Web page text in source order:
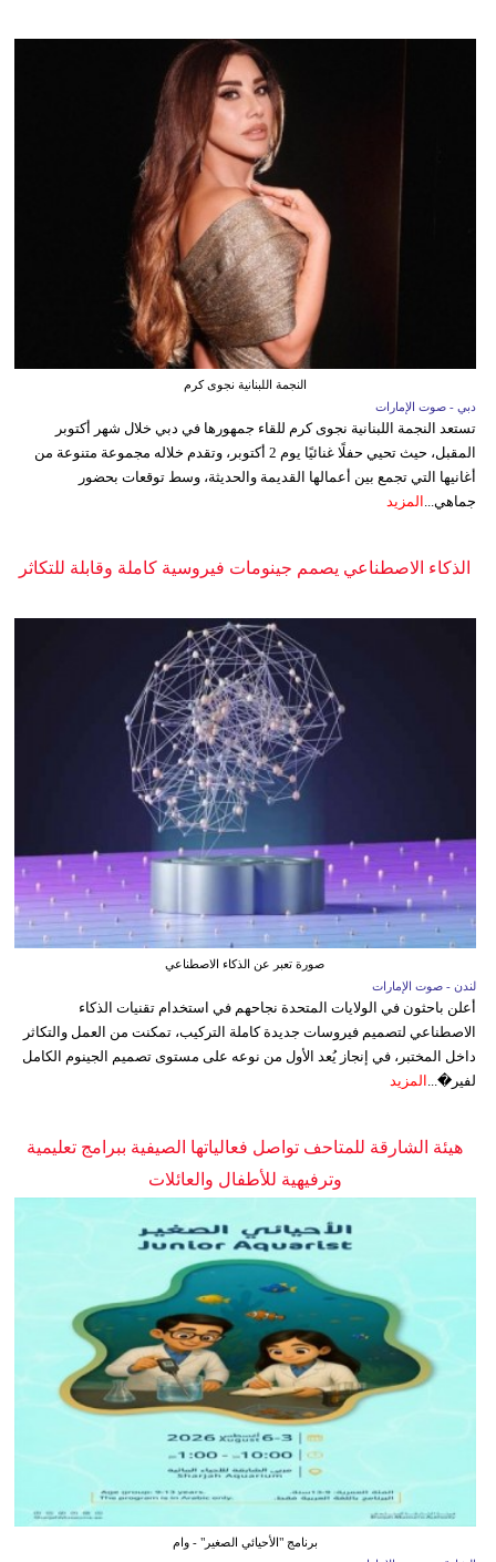
النجمة اللبنانية نجوى كرم
دبي - صوت الإمارات
تستعد النجمة اللبنانية نجوى كرم للقاء جمهورها في دبي خلال شهر أكتوبر
المقبل، حيث تحيي حفلًا غنائيًا يوم 2 أكتوبر، وتقدم خلاله مجموعة متنوعة من
أغانيها التي تجمع بين أعمالها القديمة والحديثة، وسط توقعات بحضور
جماهي...
المزيد
الذكاء الاصطناعي يصمم جينومات فيروسية كاملة وقابلة للتكاثر
صورة تعبر عن الذكاء الاصطناعي
لندن - صوت الإمارات
أعلن باحثون في الولايات المتحدة نجاحهم في استخدام تقنيات الذكاء
الاصطناعي لتصميم فيروسات جديدة كاملة التركيب، تمكنت من العمل والتكاثر
داخل المختبر، في إنجاز يُعد الأول من نوعه على مستوى تصميم الجينوم الكامل
لفير�... المزيد
هيئة الشارقة للمتاحف تواصل فعالياتها الصيفية ببرامج تعليمية
وترفيهية للأطفال والعائلات
برنامج "الأحيائي الصغير" - وام